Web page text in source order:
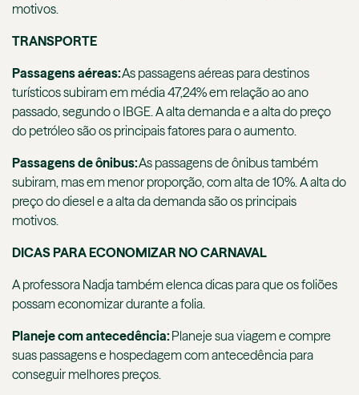
motivos.
TRANSPORTE
Passagens aéreas:As passagens aéreas para destinos
turísticos subiram em média 47,24% em relação ao ano
passado, segundo o IBGE. A alta demanda e a alta do preço
do petróleo são os principais fatores para o aumento.
Passagens de ônibus:As passagens de ônibus também
subiram, mas em menor proporção, com alta de 10%. A alta do
preço do diesel e a alta da demanda são os principais
motivos.
DICAS PARA ECONOMIZAR NO CARNAVAL
A professora Nadja também elenca dicas para que os foliões
possam economizar durante a folia.
Planeje com antecedência:Planeje sua viagem e compre
suas passagens e hospedagem com antecedência para
conseguir melhores preços.